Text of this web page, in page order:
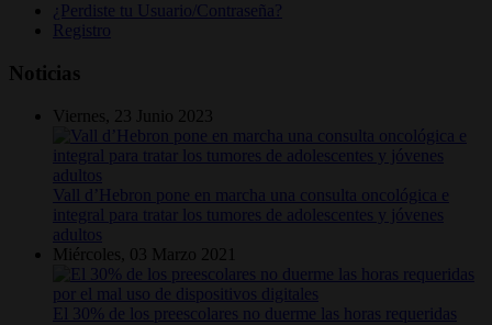
¿Perdiste tu Usuario/Contraseña?
Registro
Noticias
Viernes, 23 Junio 2023
Vall d’Hebron pone en marcha una consulta oncológica e
integral para tratar los tumores de adolescentes y jóvenes
adultos
Miércoles, 03 Marzo 2021
El 30% de los preescolares no duerme las horas requeridas